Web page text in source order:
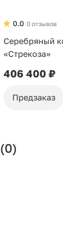
0 отзывов
0.0
Серебряный
«Стрекоза»
406 400 ₽
Предзаказ
(0)